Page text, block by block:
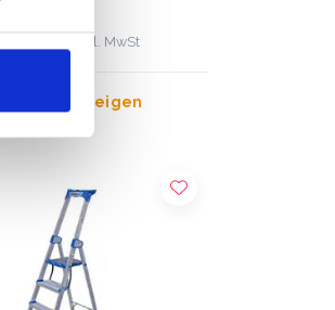
Exkl. MwSt
Produkt anzeigen